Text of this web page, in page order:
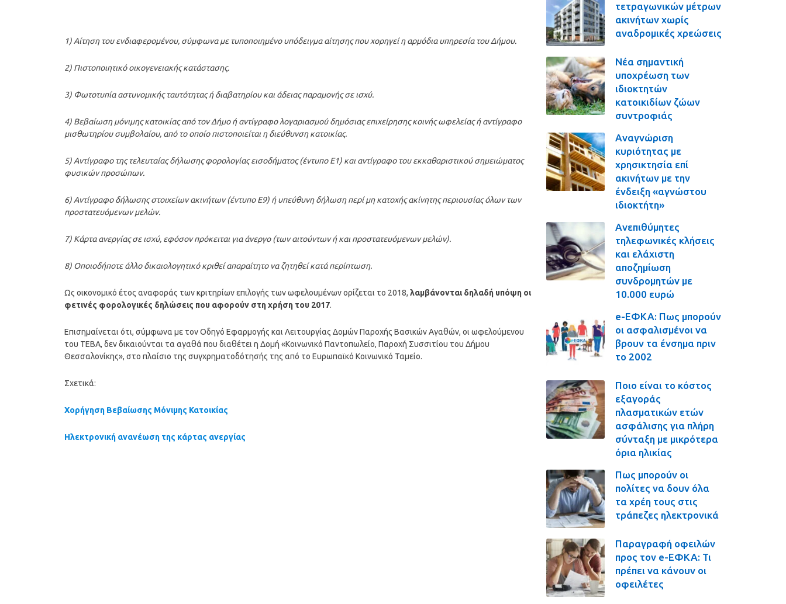
1) Αίτηση του ενδιαφερομένου, σύμφωνα με τυποποιημένο υπόδειγμα αίτησης που χορηγεί η αρμόδια υπηρεσία του Δήμου.
2) Πιστοποιητικό οικογενειακής κατάστασης.
3) Φωτοτυπία αστυνομικής ταυτότητας ή διαβατηρίου και άδειας παραμονής σε ισχύ.
4) Βεβαίωση μόνιμης κατοικίας από τον Δήμο ή αντίγραφο λογαριασμού δημόσιας επιχείρησης κοινής ωφελείας ή αντίγραφο
μισθωτηρίου συμβολαίου, από το οποίο πιστοποιείται η διεύθυνση κατοικίας.
5) Αντίγραφο της τελευταίας δήλωσης φορολογίας εισοδήματος (έντυπο Ε1) και αντίγραφο του εκκαθαριστικού σημειώματος
φυσικών προσώπων.
6) Αντίγραφο δήλωσης στοιχείων ακινήτων (έντυπο Ε9) ή υπεύθυνη δήλωση περί μη κατοχής ακίνητης περιουσίας όλων των
προστατευόμενων μελών.
7) Κάρτα ανεργίας σε ισχύ, εφόσον πρόκειται για άνεργο (των αιτούντων ή και προστατευόμενων μελών).
8) Οποιοδήποτε άλλο δικαιολογητικό κριθεί απαραίτητο να ζητηθεί κατά περίπτωση.
Ως οικονομικό έτος αναφοράς των κριτηρίων επιλογής των ωφελουμένων ορίζεται το 2018, λαμβάνονται δηλαδή υπόψη οι
φετινές φορολογικές δηλώσεις που αφορούν στη χρήση του 2017.
Επισημαίνεται ότι, σύμφωνα με τον Οδηγό Εφαρμογής και Λειτουργίας Δομών Παροχής Βασικών Αγαθών, οι ωφελούμενου
του ΤΕΒΑ, δεν δικαιούνται τα αγαθά που διαθέτει η Δομή «Κοινωνικό Παντοπωλείο, Παροχή Συσσιτίου του Δήμου
Θεσσαλονίκης», στο πλαίσιο της συγχρηματοδότησής της από το Ευρωπαϊκό Κοινωνικό Ταμείο.
Σχετικά:
Χορήγηση Βεβαίωσης Μόνιμης Κατοικίας
Ηλεκτρονική ανανέωση της κάρτας ανεργίας
τετραγωνικών μέτρων
ακινήτων χωρίς
αναδρομικές χρεώσεις
Νέα σημαντική
υποχρέωση των
ιδιοκτητών
κατοικιδίων ζώων
συντροφιάς
Αναγνώριση
κυριότητας με
χρησικτησία επί
ακινήτων με την
ένδειξη «αγνώστου
ιδιοκτήτη»
Ανεπιθύμητες
τηλεφωνικές κλήσεις
και ελάχιστη
αποζημίωση
συνδρομητών με
10.000 ευρώ
e-ΕΦΚΑ: Πως μπορούν
οι ασφαλισμένοι να
βρουν τα ένσημα πριν
το 2002
Ποιο είναι το κόστος
εξαγοράς
πλασματικών ετών
ασφάλισης για πλήρη
σύνταξη με μικρότερα
όρια ηλικίας
Πως μπορούν οι
πολίτες να δουν όλα
τα χρέη τους στις
τράπεζες ηλεκτρονικά
Παραγραφή οφειλών
προς τον e-ΕΦΚΑ: Τι
πρέπει να κάνουν οι
οφειλέτες